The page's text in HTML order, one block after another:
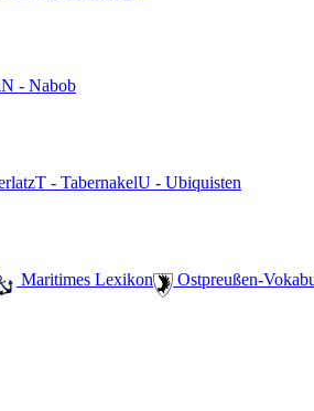
N - Nabob
T - TabernakelU - Ubiquisten
️ Maritimes Lexikon Ostpreußen-